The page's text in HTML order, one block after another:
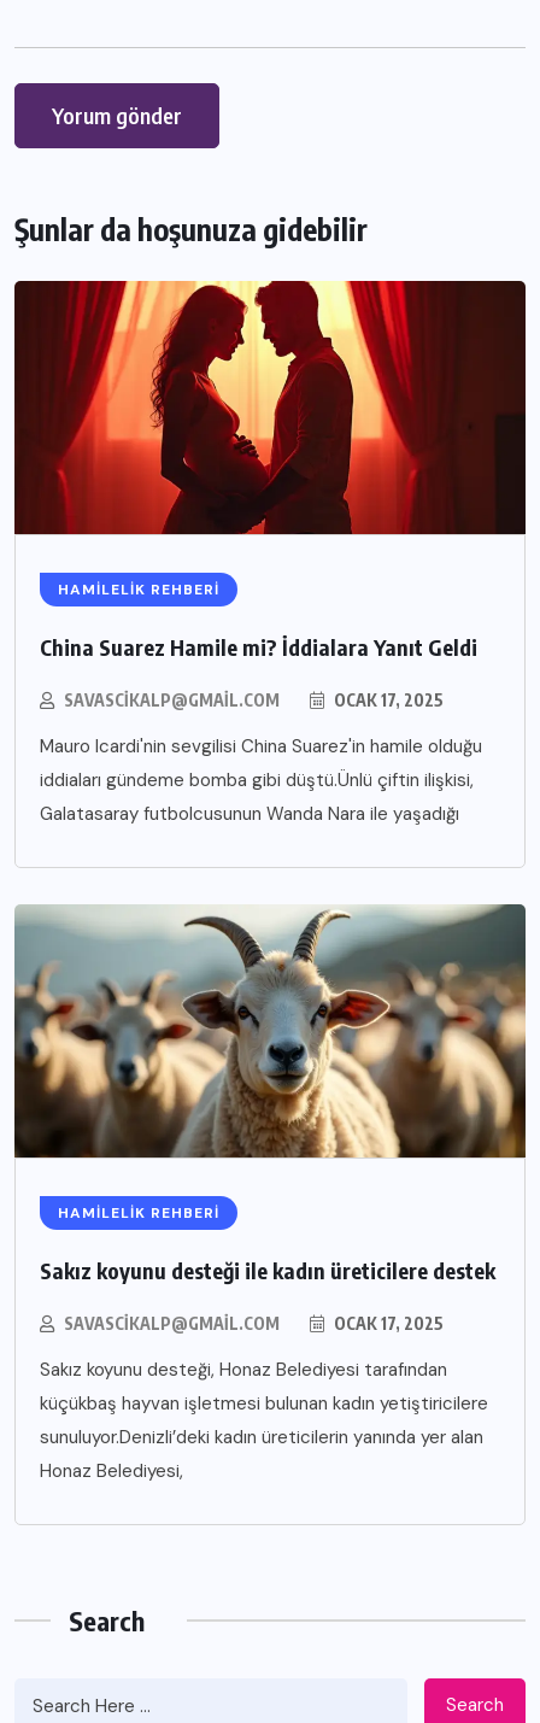
Şunlar da hoşunuza gidebilir
HAMILELIK REHBERI
China Suarez Hamile mi? İddialara Yanıt Geldi
SAVASCIKALP@GMAIL.COM OCAK 17, 2025
Mauro Icardi'nin sevgilisi China Suarez'in hamile olduğu
iddiaları gündeme bomba gibi düştü.Ünlü çiftin ilişkisi,
Galatasaray futbolcusunun Wanda Nara ile yaşadığı
HAMILELIK REHBERI
Sakız koyunu desteği ile kadın üreticilere destek
SAVASCIKALP@GMAIL.COM OCAK 17, 2025
Sakız koyunu desteği, Honaz Belediyesi tarafından
küçükbaş hayvan işletmesi bulunan kadın yetiştiricilere
sunuluyor.Denizli’deki kadın üreticilerin yanında yer alan
Honaz Belediyesi,
Search
Search